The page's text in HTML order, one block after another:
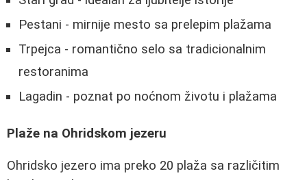
Pestani - mirnije mesto sa prelepim plažama
Trpejca - romantično selo sa tradicionalnim
restoranima
Lagadin - poznat po noćnom životu i plažama
Plaže na Ohridskom jezeru
Ohridsko jezero ima preko 20 plaža sa različitim